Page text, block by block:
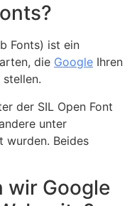
Fonts) ist ein
die Google Ihren
der SIL Open Font
unter
wurden. Beides
wir Google